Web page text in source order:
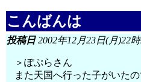
こんばんは
投稿日2002年12月23日(月)22
＞ぽぷらさん
また天国へ行った子がいたの